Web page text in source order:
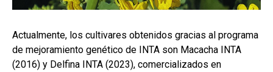
Actualmente, los cultivares obtenidos gracias al programa
de mejoramiento genético de INTA son Macacha INTA
(2016) y Delfina INTA (2023), comercializados en